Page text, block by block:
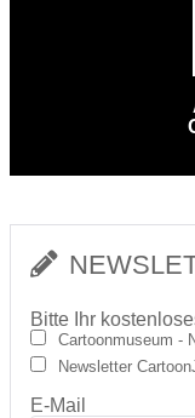
Bitte Ihr
Cartoonmuseum -
Newsletter
E-Mail